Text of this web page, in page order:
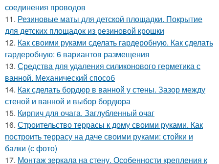
соединения проводов
11. Резиновые маты для детской площадки. Покрытие
для детских площадок из резиновой крошки
12. Как своими руками сделать гардеробную. Как сделать
гардеробную: 6 вариантов размещения
13. Средства для удаления силиконового герметика с
ванной. Механический способ
14. Как сделать бордюр в ванной у стены. Зазор между
стеной и ванной и выбор бордюра
15. Кирпич для очага. Заглубленный очаг
16. Строительство террасы к дому своими руками. Как
построить террасу на даче своими руками: стойки и
балки (с фото)
17. Монтаж зеркала на стену. Особенности крепления к